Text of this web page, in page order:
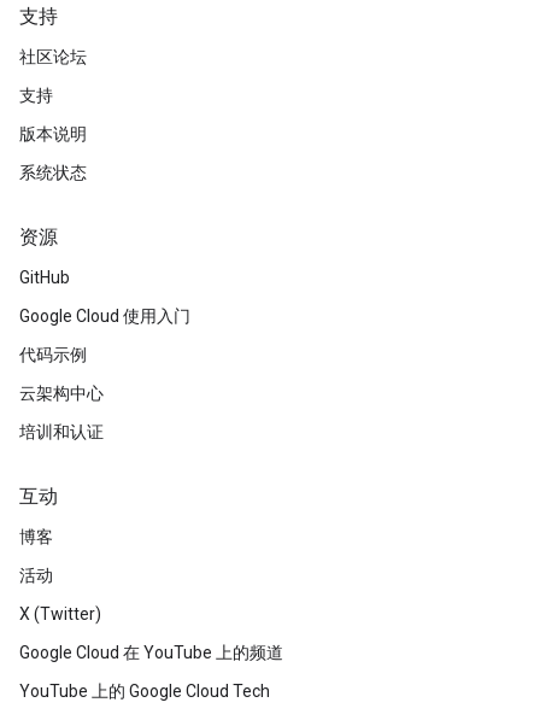
支持
社区论坛
支持
版本说明
系统状态
资源
GitHub
Google Cloud 使用入门
代码示例
云架构中心
培训和认证
互动
博客
活动
X (Twitter)
Google Cloud 在 YouTube 上的频道
YouTube 上的 Google Cloud Tech